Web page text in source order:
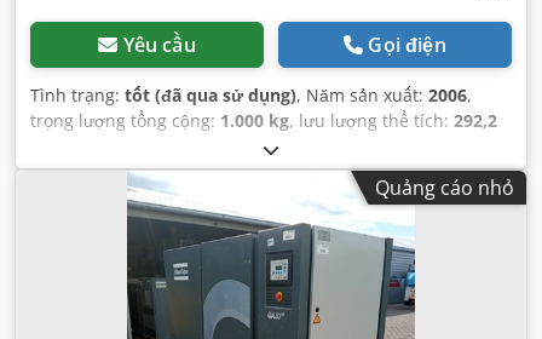
Yêu cầu Gọi điện
Tình trạng: tốt (đã qua sử dụng), Năm sản xuất: 2006,
trọng lượng tổng cộng: 1.000 kg, lưu lượng thể tích: 292,2
13 thanh
kiểu,
Quảng cáo nhỏ